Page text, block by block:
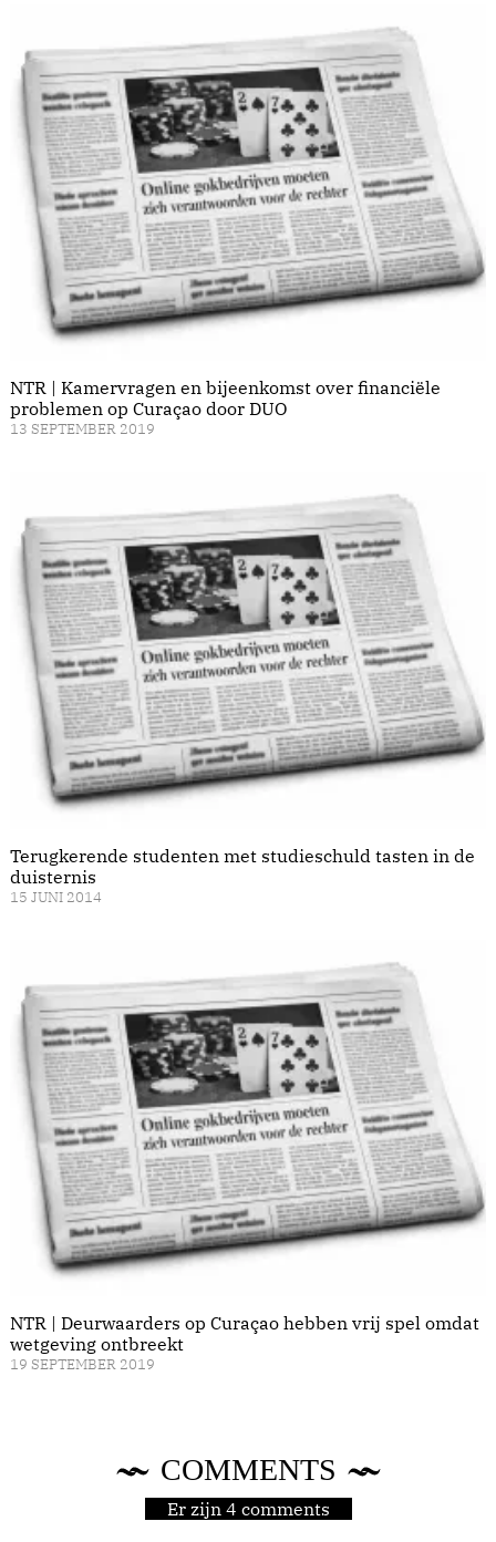
NTR | Kamervragen en bijeenkomst over financiële
problemen op Curaçao door DUO
13 SEPTEMBER 2019
Terugkerende studenten met studieschuld tasten in de
duisternis
15 JUNI 2014
NTR | Deurwaarders op Curaçao hebben vrij spel omdat
wetgeving ontbreekt
19 SEPTEMBER 2019
COMMENTS
Er zijn 4 comments